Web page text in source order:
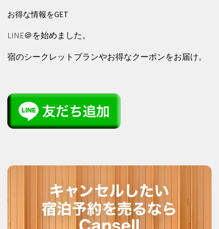
お得な情報をGET
LINE＠を始めました。
宿のシークレットプランやお得なクーポンをお届け。